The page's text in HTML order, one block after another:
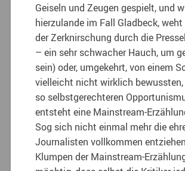
Geiseln und Zeugen gespielt, und
hierzulande im Fall Gladbeck,
der Zerknirschung durch die
– ein sehr schwacher Hauch, um
sein) oder, umgekehrt, von einem
vielleicht nicht wirklich
so selbstgerechteren
entsteht eine Mainstream-
Sog sich nicht einmal mehr die
Journalisten vollkommen
Klumpen der Mainstream-